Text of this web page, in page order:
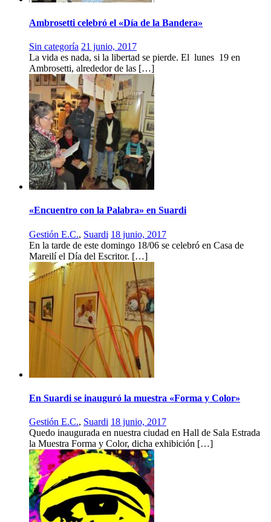
Ambrosetti celebró el «Día de la Bandera»
Sin categoría 21 junio, 2017
La vida es nada, si la libertad se pierde. El lunes 19 en
Ambrosetti, alrededor de las […]
«Encuentro con la Palabra» en Suardi
Gestión E.C., Suardi 18 junio, 2017
En la tarde de este domingo 18/06 se celebró en Casa de
Mareilí el Día del Escritor. […]
En Suardi se inauguró la muestra «Forma y Color»
Gestión E.C., Suardi 18 junio, 2017
Quedo inaugurada en nuestra ciudad en Hall de Sala Estrada
la Muestra Forma y Color, dicha exhibición […]